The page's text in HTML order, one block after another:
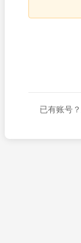
已有账号？